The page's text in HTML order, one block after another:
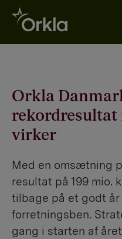
Go to frontpage
Orkla
rekordresultat
virker
Med en omsætning
resultat på 199 mio.
tilbage på et godt
forretningsben.
gang i starten af